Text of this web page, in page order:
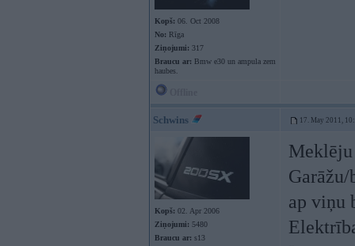
Kopš: 06. Oct 2008
No: Rīga
Ziņojumi: 317
Braucu ar: Bmw e30 un ampula zem
haubes.
Schwins 17. May 2011,
Kopš: 02. Apr 2006
Ziņojumi: 5480
Braucu ar: s13
Meklēju
ap viņu